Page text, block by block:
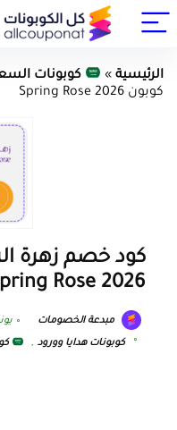
الرئيسية » كوبونات
كوبون Spring Rose 2026
Rose 2026
مبدعة الخصومات يونيو
كوبونات هدايا وورود ,